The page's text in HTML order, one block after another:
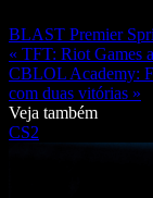
BLAST Premier
« TFT: Riot Games
CBLOL Academy:
com duas vitórias »
Veja também
CS2